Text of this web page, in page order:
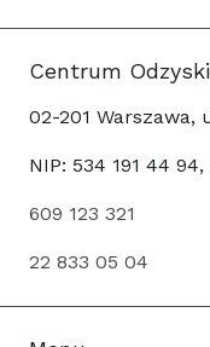
Centrum
02-201 Warszawa,
NIP: 534 191 44 94,
609 123 321
22 833 05 04